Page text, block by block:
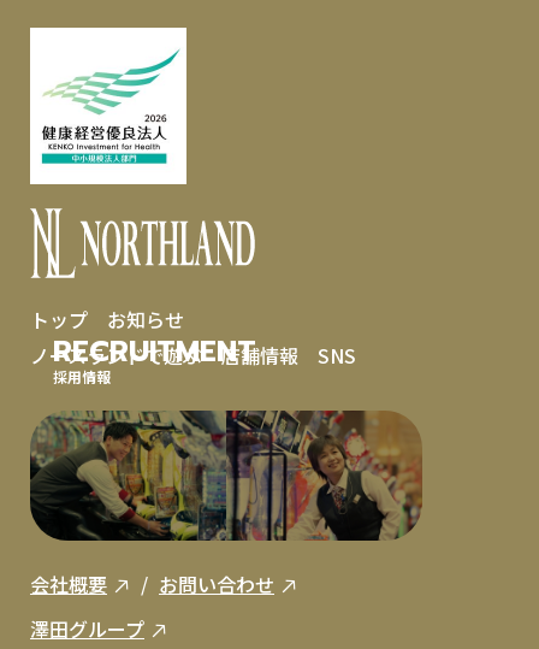
トップ
お知らせ
ノースランドで遊ぶ
店舗情報 SNS
RECRUITMENT
採用情報
会社概要
お問い合わせ
澤田グループ